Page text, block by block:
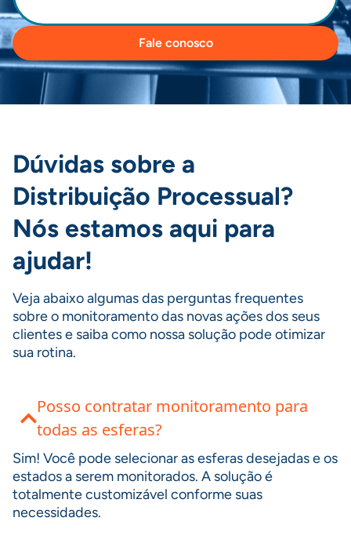
Fale conosco
Dúvidas sobre a
Distribuição Processual?
Nós estamos aqui para
ajudar!
Veja abaixo algumas das perguntas frequentes
sobre o monitoramento das novas ações dos seus
clientes e saiba como nossa solução pode otimizar
sua rotina.
Posso contratar monitoramento para
todas as esferas?
Sim! Você pode selecionar as esferas desejadas e os
estados a serem monitorados. A solução é
totalmente customizável conforme suas
necessidades.